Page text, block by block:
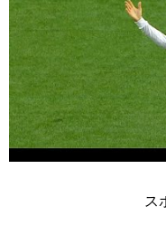
ス